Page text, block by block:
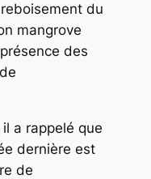
du
mangrove
des
a rappelé que
dernière est
de